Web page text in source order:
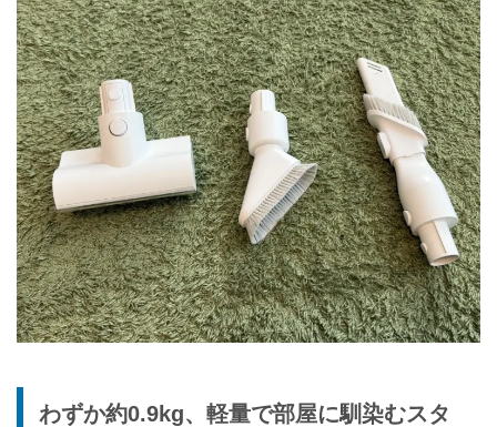
わずか約0.9kg、軽量で部屋に馴染むスタ